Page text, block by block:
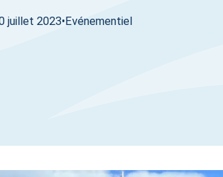
juillet 2023•Evénementiel